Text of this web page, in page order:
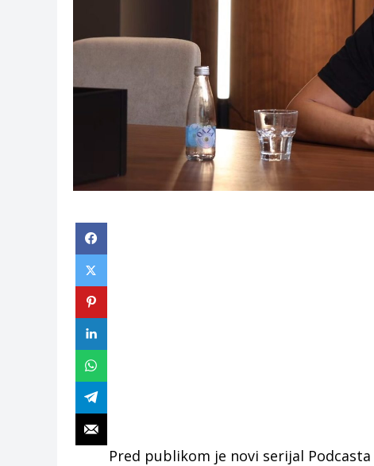
Pred publikom je novi serijal